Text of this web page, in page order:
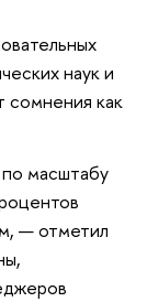
наук и
сомнения как
масштабу
— отметил